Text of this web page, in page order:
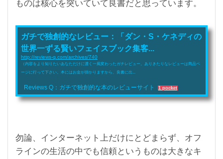
ものは核心を突いていて良書だと思っています。
ガチで独創的なレビュー：「ダン・S・ケネディの
世界一ずる賢いフェイスブック集客...
http://reviews-q.com/archives/740
（内容をより知りたいあなただけに濃く一風変わったガチレビュー。ありきたりなレビューは商品ペ
ージに行って下さい。本にはお金が掛かりますから、良書に出...
Reviews Q：ガチで独創的な本のレビューサイト 1 pocket
勿論、インターネット上だけにとどまらず、オフ
ラインの生活の中でも信頼というものは大きなキ